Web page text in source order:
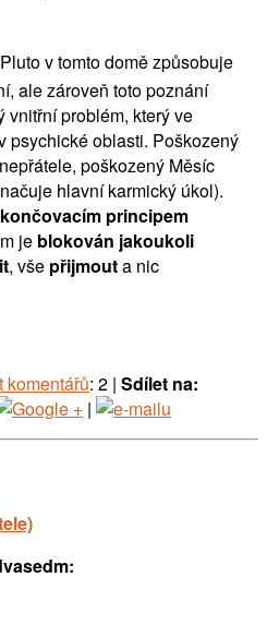
v tomto domě způsobuje
ale zároveň toto poznání
vnitřní problém, který ve
psychické oblasti. Poškozený
poškozený Měsíc
hlavní karmický úkol).
principem
je blokován jakoukoli
, vše přijmouta nic
komentářů: 2 | Sdílet na:
|